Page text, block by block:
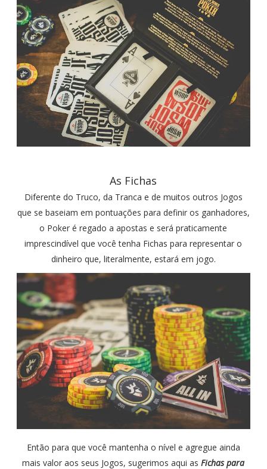
As Fichas
Diferente do Truco, da Tranca e de muitos outros Jogos
que se baseiam em pontuações para definir os ganhadores,
o Poker é regado a apostas e será praticamente
imprescindível que você tenha Fichas para representar o
dinheiro que, literalmente, estará em jogo.
Então para que você mantenha o nível e agregue ainda
mais valor aos seus Jogos, sugerimos aqui asFichas para